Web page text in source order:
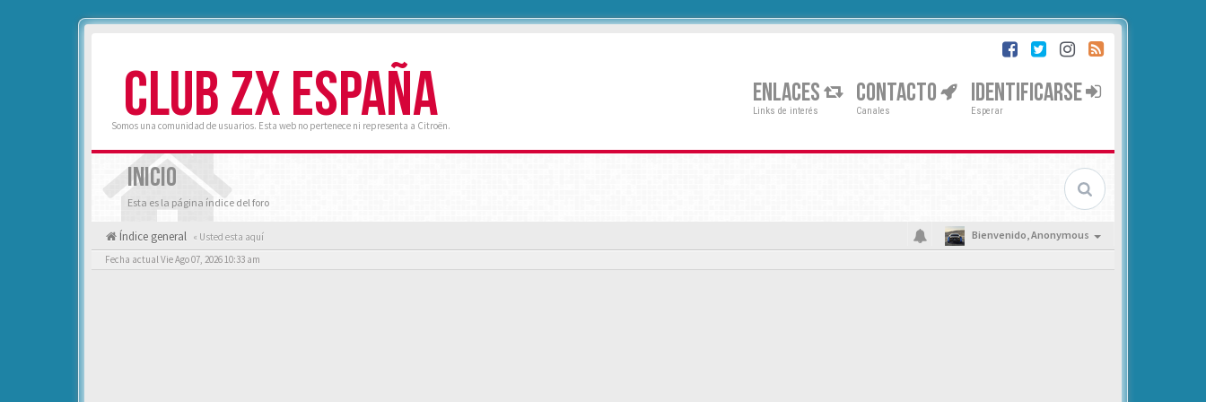
CLUB ZX ESPAÑA
Somos una comunidad de usuarios. Esta web no pertenece ni representa a Citroën.
ENLACES
Links de interés
CONTACTO
Canales
IDENTIFICARSE
Esperar
INICIO
Esta es la página índice del foro
Índice general « Usted esta aquí Bienvenido,Anonymous
Fecha actual Vie Ago 07, 2026 10:33 am